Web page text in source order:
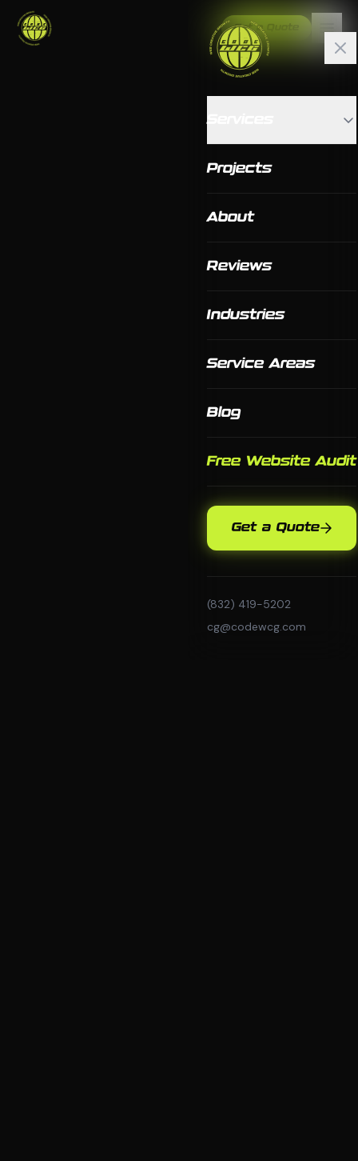
Get a Quote
Projects
About
Reviews
Industries
Service Areas
Blog
Free Website Audit
Get a Quote
(832) 419-5202
cg@codewcg.com